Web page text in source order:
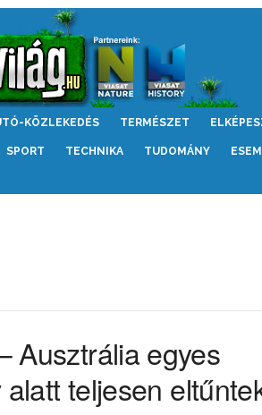
KÖZLEKEDÉS TERMÉSZET
SPORT TECHNIKA TUDOMÁNY
Ausztrália egyes
teljesen